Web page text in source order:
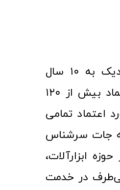
فروشگاه آنلاین ابزار و تجهیزات صنعتی کولیس با افتخار نزدیک به ۱۰ سال
فعالیت در عرصه ابزارآلات و کالاهای صنعتی توانسته مورد اعتماد بیش از ۱۲۰
اعتماد تمامی
جات سرشناس
ابزارآلات،
در خدمت